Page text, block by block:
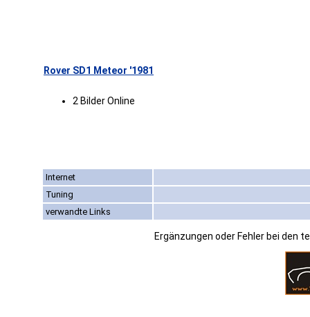
Rover SD1 Meteor '1981
2 Bilder Online
Internet
Tuning
verwandte Links
Ergänzungen oder Fehler bei den